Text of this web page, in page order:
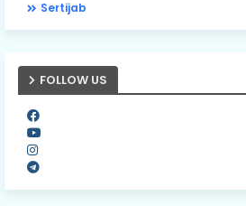
Sertijab
FOLLOW US